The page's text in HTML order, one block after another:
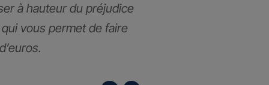
à hauteur du préjudice
vous permet de faire